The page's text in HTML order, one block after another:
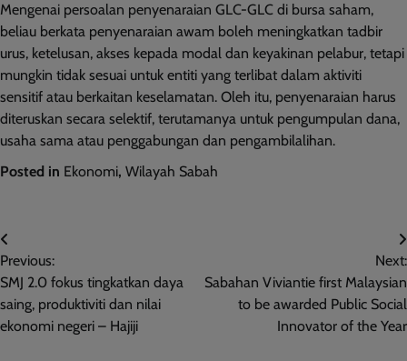
Mengenai persoalan penyenaraian GLC-GLC di bursa saham,
beliau berkata penyenaraian awam boleh meningkatkan tadbir
urus, ketelusan, akses kepada modal dan keyakinan pelabur, tetapi
mungkin tidak sesuai untuk entiti yang terlibat dalam aktiviti
sensitif atau berkaitan keselamatan. Oleh itu, penyenaraian harus
diteruskan secara selektif, terutamanya untuk pengumpulan dana,
usaha sama atau penggabungan dan pengambilalihan.
Posted in Ekonomi, Wilayah Sabah
Post
navigation
Previous:
SMJ 2.0 fokus tingkatkan daya
saing, produktiviti dan nilai
ekonomi negeri – Hajiji
Next:
Sabahan Viviantie first Malaysian
to be awarded Public Social
Innovator of the Year